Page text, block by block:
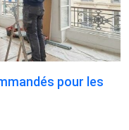
pour les